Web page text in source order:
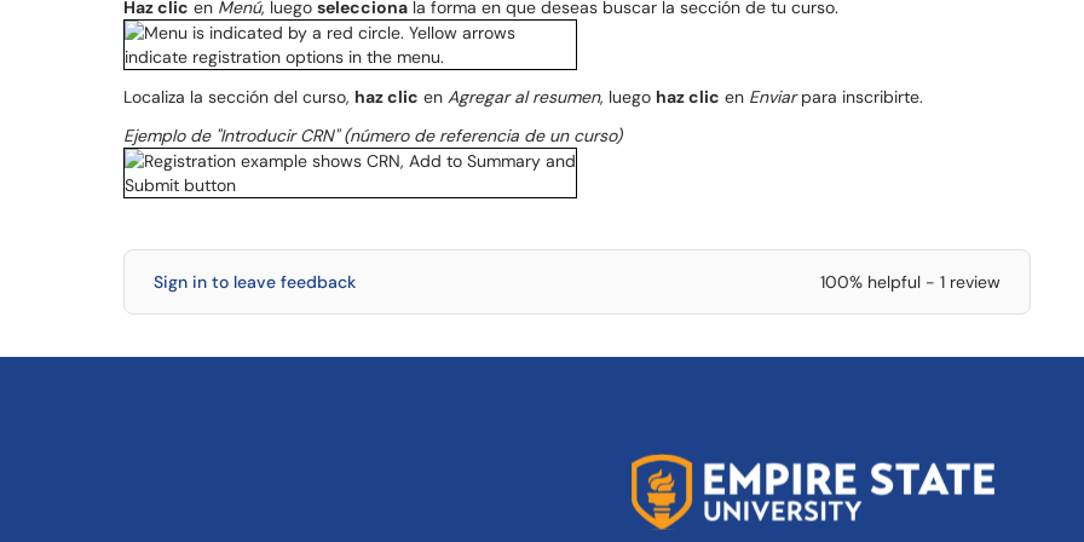
Haz clic en Menú, luego selecciona la forma en que deseas buscar la sección de tu curso.
Localiza la sección del curso, haz clic en Agregar al resumen, luego haz clic en Enviarpara inscribirte.
Ejemplo de "Introducir CRN" (número de referencia de un curso)
Sign in to leave feedback 100% helpful - 1 review